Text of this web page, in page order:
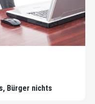
Bürger nichts